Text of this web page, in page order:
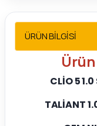
Sedan
ÜRÜN BİLGİSİ
Ürün
CLİO 5
TALİANT